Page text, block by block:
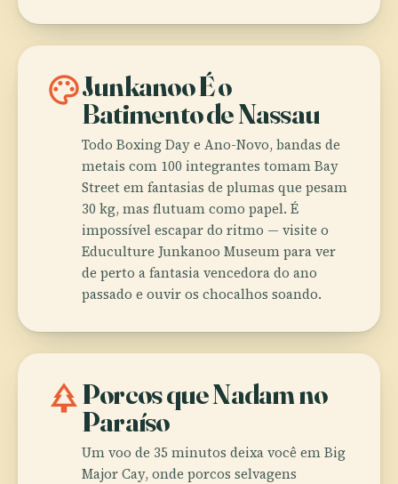
paletteJunkanoo É o
Batimento de Nassau
Todo Boxing Day e Ano-Novo, bandas de
metais com 100 integrantes tomam Bay
Street em fantasias de plumas que pesam
30 kg, mas flutuam como papel. É
impossível escapar do ritmo — visite o
Educulture Junkanoo Museum para ver
de perto a fantasia vencedora do ano
passado e ouvir os chocalhos soando.
parkPorcos que Nadam no
Paraíso
Um voo de 35 minutos deixa você em Big
Major Cay, onde porcos selvagens